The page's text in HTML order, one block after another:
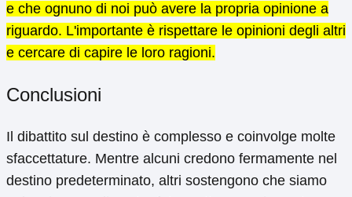
e che ognuno di noi può avere la propria opinione a
riguardo. L'importante è rispettare le opinioni degli altri
e cercare di capire le loro ragioni.
Conclusioni
Il dibattito sul destino è complesso e coinvolge molte
sfaccettature. Mentre alcuni credono fermamente nel
destino predeterminato, altri sostengono che siamo